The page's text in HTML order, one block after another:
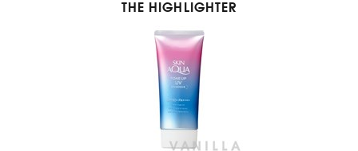
THE HIGHLIGHTER